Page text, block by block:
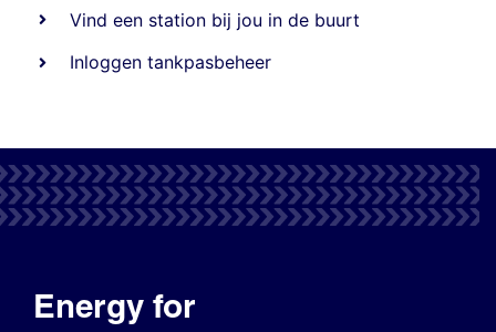
Vind een station bij jou in de buurt
Inloggen tankpasbeheer
Energy for